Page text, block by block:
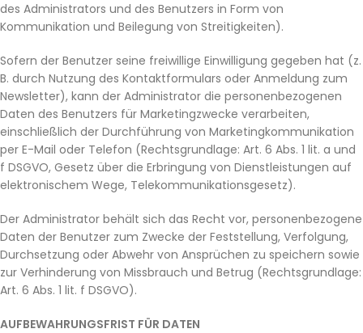
des Administrators und des Benutzers in Form von
Kommunikation und Beilegung von Streitigkeiten).
Sofern der Benutzer seine freiwillige Einwilligung gegeben hat (z.
B. durch Nutzung des Kontaktformulars oder Anmeldung zum
Newsletter), kann der Administrator die personenbezogenen
Daten des Benutzers für Marketingzwecke verarbeiten,
einschließlich der Durchführung von Marketingkommunikation
per E-Mail oder Telefon (Rechtsgrundlage: Art. 6 Abs. 1 lit. a und
f DSGVO, Gesetz über die Erbringung von Dienstleistungen auf
elektronischem Wege, Telekommunikationsgesetz).
Der Administrator behält sich das Recht vor, personenbezogene
Daten der Benutzer zum Zwecke der Feststellung, Verfolgung,
Durchsetzung oder Abwehr von Ansprüchen zu speichern sowie
zur Verhinderung von Missbrauch und Betrug (Rechtsgrundlage:
Art. 6 Abs. 1 lit. f DSGVO).
AUFBEWAHRUNGSFRIST FÜR DATEN